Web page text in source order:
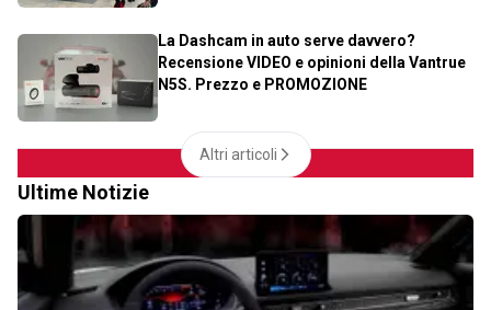
La Dashcam in auto serve davvero?
Recensione VIDEO e opinioni della Vantrue
N5S. Prezzo e PROMOZIONE
Altri articoli
Ultime Notizie